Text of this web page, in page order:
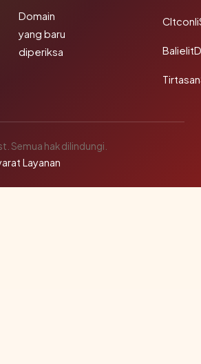
Domain
yang baru
diperiksa
Semua hak dilindungi.
Layanan